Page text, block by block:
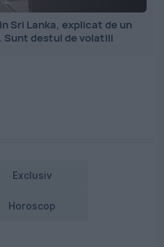
Sri Lanka, explicat de un
Sunt destul de volatili
Exclusiv
Horoscop